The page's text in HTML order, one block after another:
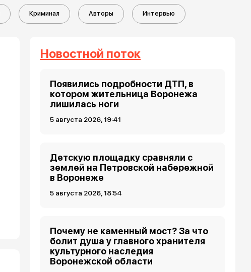
Криминал Авторы Интервью
Новостной поток
Появились подробности ДТП, в
котором жительница Воронежа
лишилась ноги
5 августа 2026, 19:41
Детскую площадку сравняли с
землей на Петровской набережной
в Воронеже
5 августа 2026, 18:54
Почему не каменный мост? За что
болит душа у главного хранителя
культурного наследия
Воронежской области